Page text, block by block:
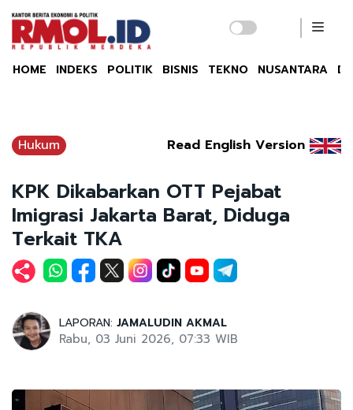
HOME INDEKS POLITIK BISNIS TEKNO NUSANTARA
Hukum Read English Version
KPK Dikabarkan OTT Pejabat
Imigrasi Jakarta Barat, Diduga
Terkait TKA
LAPORAN: JAMALUDIN AKMAL
Rabu, 03 Juni 2026, 07:33 WIB